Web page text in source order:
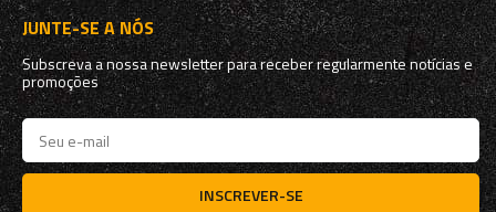
JUNTE-SE A NÓS
Subscreva a nossa newsletter para receber regularmente notícias e
promoções
INSCREVER-SE